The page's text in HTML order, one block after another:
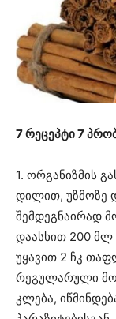
7 რეცეპტი 7
1. ორგანიზმის
დილით, უზმოზე
შემდეგნაირად
დაასხით 200
უყავით 2 ჩკ
რეგულარული
კლება,